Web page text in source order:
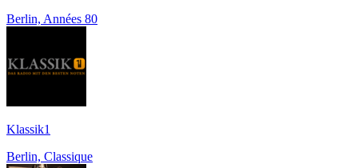
Berlin, Années 80
Klassik1
Berlin, Classique